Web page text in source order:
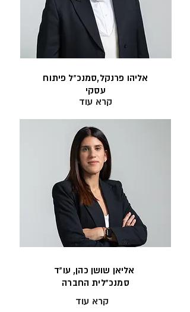
אליהו פרנקל,סמנכ"ל פיתוח
עסקי
קרא עוד
אליאן שושן כהן, עו"ד
סמנכ"לית החברה
קרא עוד